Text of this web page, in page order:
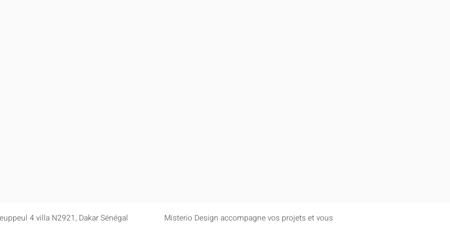
4 villa N2921, Dakar Sénégal Misterio Design accompagne vos projets et vous